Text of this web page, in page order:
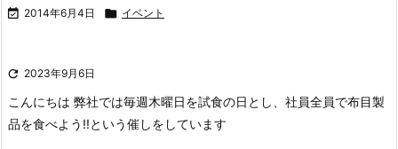
 2014年6月4日  イベント
 2023年9月6日
こんにちは 弊社では毎週木曜日を試食の日とし、社員全員で布目製
品を食べよう!!という催しをしています